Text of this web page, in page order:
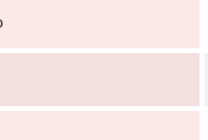
Deja
¡Te